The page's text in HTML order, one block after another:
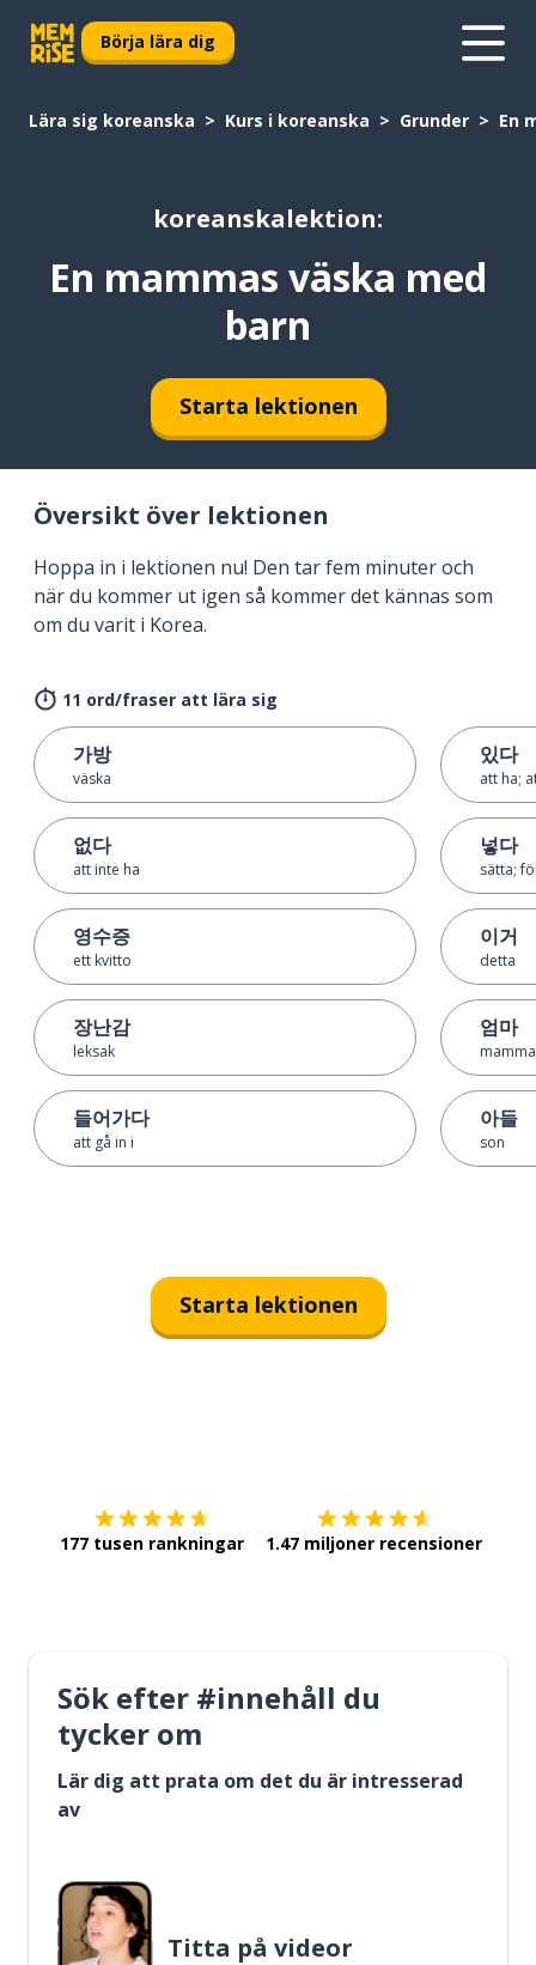
Börja lära dig
Lära sig koreanska Kurs i koreanska Grunder En
koreanskalektion:
En mammas väska med
barn
Starta lektionen
Översikt över lektionen
Hoppa in i lektionen nu! Den tar fem minuter och
när du kommer ut igen så kommer det kännas som
om du varit i Korea.
11 ord/fraser att lära sig
가방
väska
없다
att inte ha
영수증
ett kvitto
장난감
leksak
들어가다
att gå in i
있다
att ha;
넣다
sätta;
이거
detta
엄마
mamma
아들
son
Starta lektionen
177 tusen rankningar 1.47 miljoner recensioner
Sök efter #innehåll du
tycker om
Lär dig att prata om det du är intresserad
av
Titta på videor